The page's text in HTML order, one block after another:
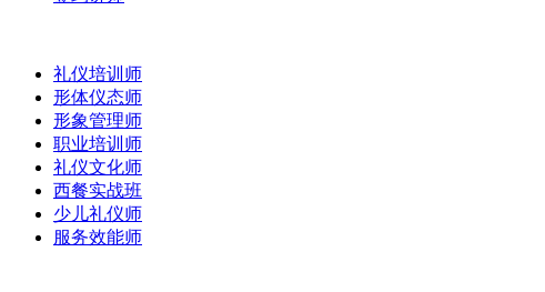
礼仪培训师
形体仪态师
形象管理师
职业培训师
礼仪文化师
西餐实战班
少儿礼仪师
服务效能师